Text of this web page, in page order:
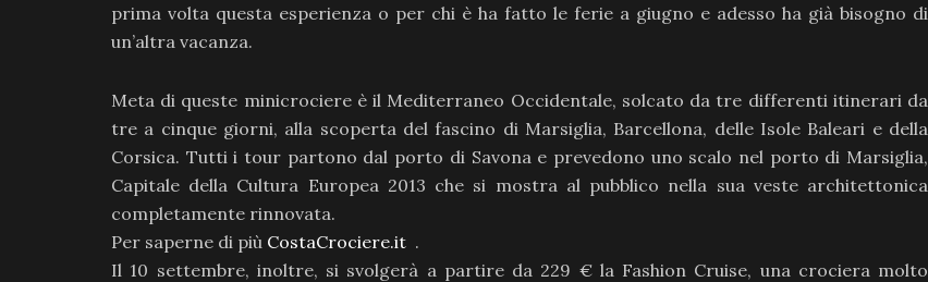
prima volta questa esperienza o per chi è ha fatto le ferie a giugno e adesso ha già bisogno di
un’altra vacanza.
Meta di queste minicrociere è il Mediterraneo Occidentale, solcato da tre differenti itinerari da
tre a cinque giorni, alla scoperta del fascino di Marsiglia, Barcellona, delle Isole Baleari e della
Corsica. Tutti i tour partono dal porto di Savona e prevedono uno scalo nel porto di Marsiglia,
Capitale della Cultura Europea 2013 che si mostra al pubblico nella sua veste architettonica
completamente rinnovata.
Per saperne di più CostaCrociere.it .
Il 10 settembre, inoltre, si svolgerà a partire da 229 € la Fashion Cruise, una crociera molto